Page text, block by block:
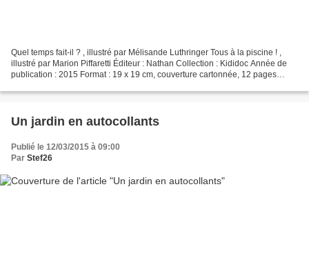
Quel temps fait-il ? , illustré par Mélisande Luthringer Tous à la piscine ! ,
illustré par Marion Piffaretti Éditeur : Nathan Collection : Kididoc Année de
publication : 2015 Format : 19 x 19 cm, couverture cartonnée, 12 pages
Un jardin en autocollants
Publié le 12/03/2015 à 09:00
Par Stef26